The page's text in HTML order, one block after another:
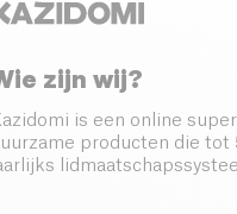
zijn wij?
is een online
producten die tot